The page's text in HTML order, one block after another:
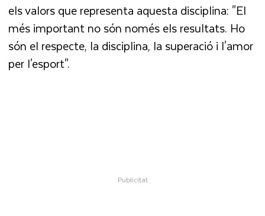
els valors que representa aquesta disciplina: "El
més important no són només els resultats. Ho
són el respecte, la disciplina, la superació i l'amor
per l'esport".